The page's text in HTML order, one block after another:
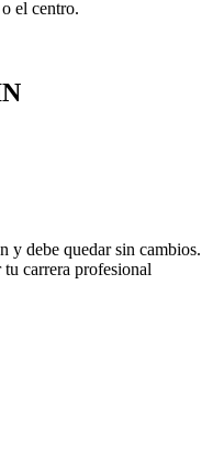
el centro.
y debe quedar sin cambios.
tu carrera profesional